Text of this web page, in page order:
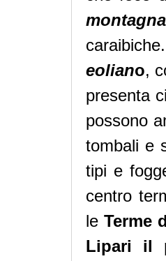
eoliano,
presenta
possono
tombali e
tipi e
centro
le Terme
Lipari il